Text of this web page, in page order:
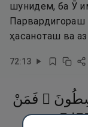
шунидем, ба Ӯ
Парвардигораш
ҳасаноташ ва
72:13
فَمَنْ
۝١٤